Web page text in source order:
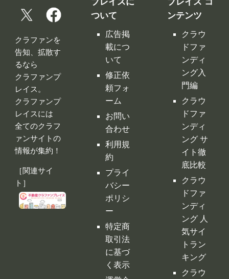
クラファンを
告知、拡散す
るなら
クラファンプ
レイス。
クラファンプ
レイスには
全てのクラフ
ァンサイトの
情報が集約！
［関連サイ
ト］
広告掲
載につ
いて
修正依
頼フォ
ーム
お問い
合わせ
利用規
約
プライ
バシー
ポリシ
ー
特定商
取引法
に基づ
く表示
運営会
社
クラウ
ドファ
ンディ
ング入
門編
クラウ
ドファ
ンディ
ング サ
イト徹
底比較
クラウ
ドファ
ンディ
ング 人
気サイ
トラン
キング
クラウ
ドファ
ンディ